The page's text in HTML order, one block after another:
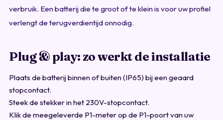
verbruik. Een batterij die te groot of te klein is voor uw profiel
verlengt de terugverdientijd onnodig.
Plug & play: zo werkt de installatie
Plaats de batterij binnen of buiten (IP65) bij een geaard
stopcontact.
Steek de stekker in het 230V-stopcontact.
Klik de meegeleverde P1-meter op de P1-poort van uw